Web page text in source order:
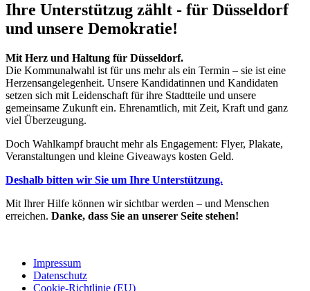
Ihre Unterstützug zählt - für Düsseldorf
und unsere Demokratie!
Mit Herz und Haltung für Düsseldorf.
Die Kommunalwahl ist für uns mehr als ein Termin – sie ist eine
Herzensangelegenheit. Unsere Kandidatinnen und Kandidaten
setzen sich mit Leidenschaft für ihre Stadtteile und unsere
gemeinsame Zukunft ein. Ehrenamtlich, mit Zeit, Kraft und ganz
viel Überzeugung.
Doch Wahlkampf braucht mehr als Engagement: Flyer, Plakate,
Veranstaltungen und kleine Giveaways kosten Geld.
Deshalb bitten wir Sie um Ihre Unterstützung.
Mit Ihrer Hilfe können wir sichtbar werden – und Menschen
erreichen. Danke, dass Sie an unserer Seite stehen!
Impressum
Datenschutz
Cookie-Richtlinie (EU)